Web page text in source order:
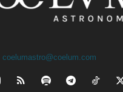
coelumastro@coelum.com